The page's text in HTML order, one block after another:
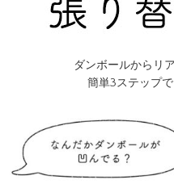
ダンボールからリ
簡単3ステップで